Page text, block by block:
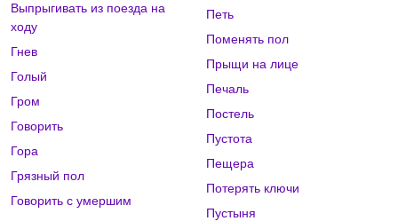
Выпрыгивать из поезда на
ходу
Гнев
Голый
Гром
Говорить
Гора
Грязный пол
Говорить с умершим
Петь
Поменять пол
Прыщи на лице
Печаль
Постель
Пустота
Пещера
Потерять ключи
Пустыня